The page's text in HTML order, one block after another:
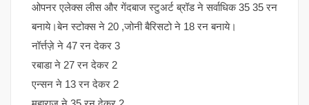
ओपनर एलेक्स लीस और गेंदबाज स्टुअर्ट ब्रॉड ने सर्वाधिक 35 35 रन
बनाये।बेन स्टोक्स ने 20 ,जोनी बैरिसटो ने 18 रन बनाये।
नॉर्त्तज़े ने 47 रन देकर 3
रबाडा ने 27 रन देकर 2
एन्सन ने 13 रन देकर 2